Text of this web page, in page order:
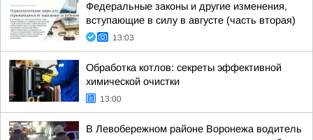
Федеральные законы и другие изменения,
вступающие в силу в августе (часть вторая)
13:03
Обработка котлов: секреты эффективной
химической очистки
13:00
В Левобережном районе Воронежа водитель